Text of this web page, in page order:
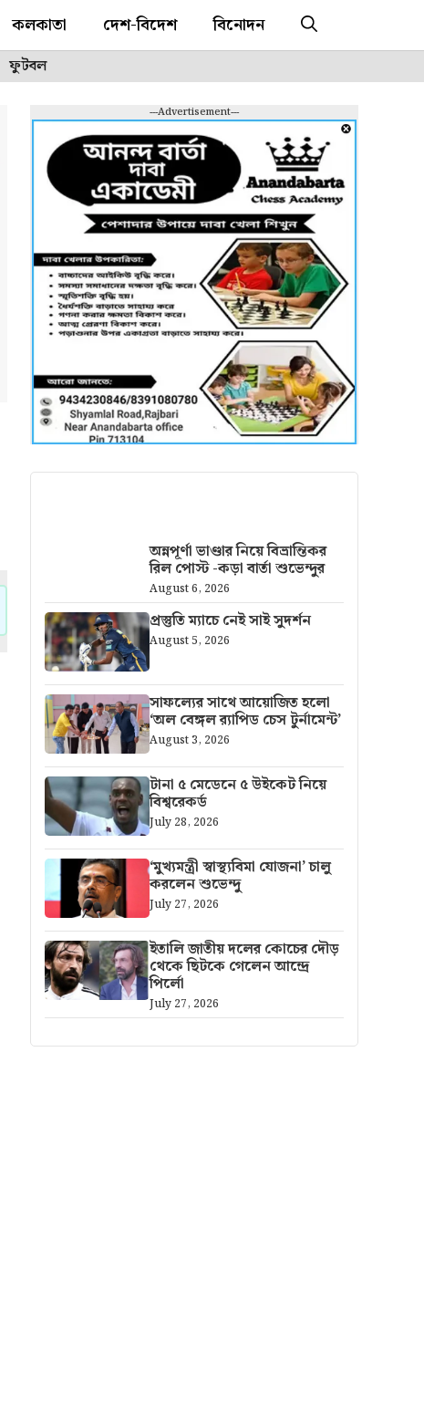
কলকাতা দেশ-বিদেশ বিনোদন
ফুটবল
---Advertisement---
অন্নপূর্ণা ভাণ্ডার নিয়ে বিভ্রান্তিকর
রিল পোস্ট -কড়া বার্তা শুভেন্দুর
August 6, 2026
প্রস্তুতি ম্যাচে নেই সাই সুদর্শন
August 5, 2026
সাফল্যের সাথে আয়োজিত হলো
‘অল বেঙ্গল র‍্যাপিড চেস টুর্নামেন্ট’
August 3, 2026
টানা ৫ মেডেনে ৫ উইকেট নিয়ে
বিশ্বরেকর্ড
July 28, 2026
‘মুখ্যমন্ত্রী স্বাস্থ্যবিমা যোজনা’ চালু
করলেন শুভেন্দু
July 27, 2026
ইতালি জাতীয় দলের কোচের দৌড়
থেকে ছিটকে গেলেন আন্দ্রে
পির্লো
July 27, 2026